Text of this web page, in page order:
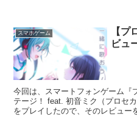
スマホゲーム
【プ
ビュ
今回は、スマートフォンゲーム『
テージ！ feat. 初音ミク（プロセ
をプレイしたので、そのレビュー